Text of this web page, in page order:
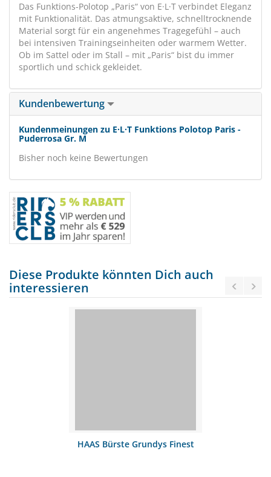
Das Funktions-Polotop „Paris“ von E·L·T verbindet Eleganz
mit Funktionalität. Das atmungsaktive, schnelltrocknende
Material sorgt für ein angenehmes Tragegefühl – auch
bei intensiven Trainingseinheiten oder warmem Wetter.
Ob im Sattel oder im Stall – mit „Paris“ bist du immer
sportlich und schick gekleidet.
Kundenbewertung
Kundenmeinungen zu E·L·T Funktions Polotop Paris -
Puderrosa Gr. M
Bisher noch keine Bewertungen
Diese Produkte könnten Dich auch
interessieren
HAAS Bürste Grundys Finest